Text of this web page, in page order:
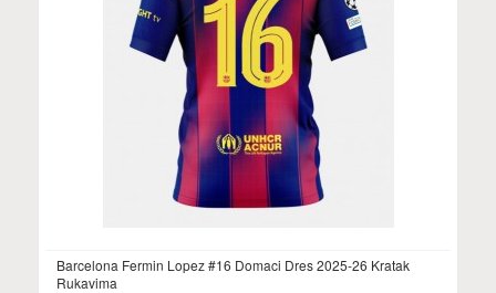
Barcelona Fermin Lopez #16 Domaci Dres 2025-26 Kratak
Rukavima